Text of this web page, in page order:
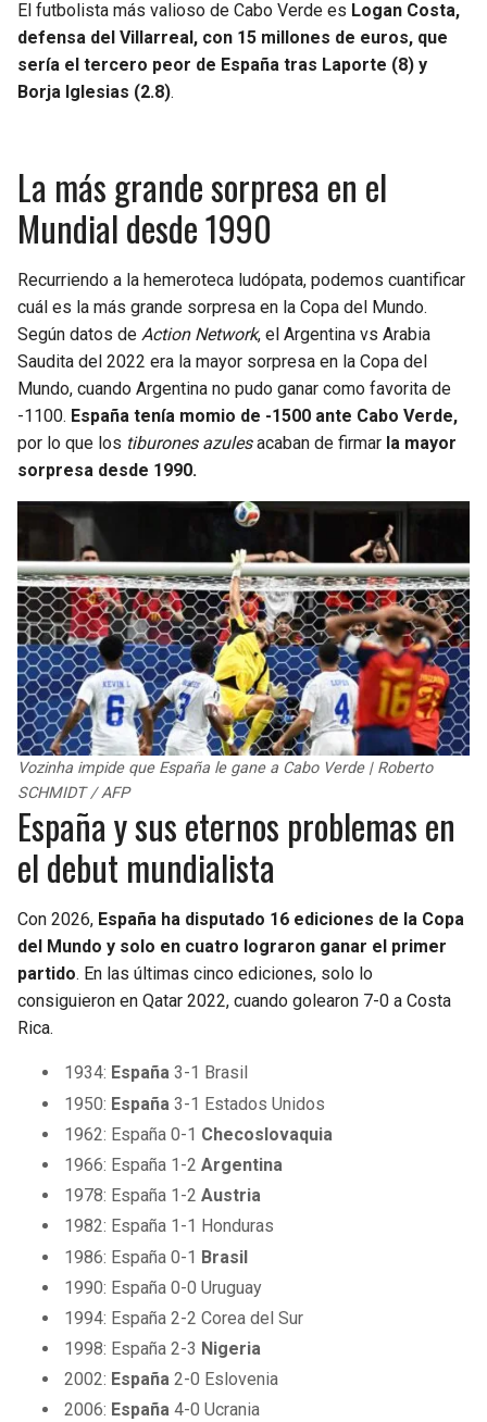
El futbolista más valioso de Cabo Verde es Logan Costa,
defensa del Villarreal, con 15 millones de euros, que
sería el tercero peor de España tras Laporte (8) y
Borja Iglesias (2.8).
La más grande sorpresa en el
Mundial desde 1990
Recurriendo a la hemeroteca ludópata, podemos cuantificar
cuál es la más grande sorpresa en la Copa del Mundo.
Según datos de Action Network, el Argentina vs Arabia
Saudita del 2022 era la mayor sorpresa en la Copa del
Mundo, cuando Argentina no pudo ganar como favorita de
-1100. España tenía momio de -1500 ante Cabo Verde,
por lo que los tiburones azulesacaban de firmar la mayor
sorpresa desde 1990.
Vozinha impide que España le gane a Cabo Verde | Roberto
SCHMIDT / AFP
España y sus eternos problemas en
el debut mundialista
Con 2026, España ha disputado 16 ediciones de la Copa
del Mundo y solo en cuatro lograron ganar el primer
partido. En las últimas cinco ediciones, solo lo
consiguieron en Qatar 2022, cuando golearon 7-0 a Costa
Rica.
1934: España3-1 Brasil
1950: España3-1 Estados Unidos
1962: España 0-1 Checoslovaquia
1966: España 1-2Argentina
1978: España 1-2Austria
1982: España 1-1 Honduras
1986: España 0-1 Brasil
1990: España 0-0 Uruguay
1994: España 2-2 Corea del Sur
1998: España 2-3 Nigeria
2002: España 2-0 Eslovenia
2006: España4-0 Ucrania